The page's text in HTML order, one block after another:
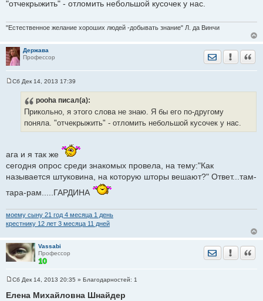
б
н
и
"отчекрыжить" - отломить небольшой кусочек у нас.
"Естественное желание хороших людей -добывать знание" Л. да Винчи
Держава
Профессор
Отправить
Сб Дек 14, 2013 17:39
pooha писал(а):
Прикольно, я этого слова не знаю. Я бы его по-другому
поняла. "отчекрыжить" - отломить небольшой кусочек у нас.
ага и я так же
сегодня опрос среди знакомых провела, на тему:"Как
называется штуковина, на которую шторы вешают?" Ответ...там-
тара-рам.....ГАРДИНА
моему сыну 21 год 4 месяца 1 день
крестнику 12 лет 3 месяца 11 дней
Vassabi
Профессор
Отправить
о
Сб Дек 14, 2013 20:35 » Благодарностей: 1
Елена Михайловна Шнайдер